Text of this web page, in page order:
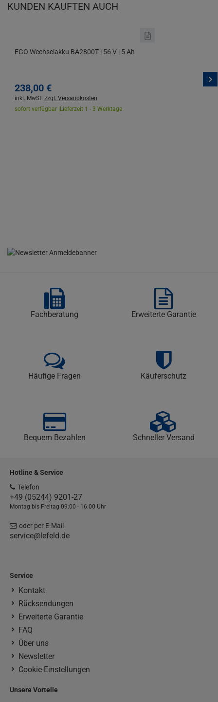
KUNDEN KAUFTEN AUCH
EGO Wechselakku BA2800T | 56 V | 5 Ah
238,00 €
inkl. MwSt. zzgl. Versandkosten
sofort verfügbar | Lieferzeit 1 - 3 Werktage
Fachberatung Erweiterte Garantie
Häufige Fragen Käuferschutz
Bequem Bezahlen Schneller Versand
Hotline & Service
Telefon
+49 (05244) 9201-27
Montag bis Freitag 09:00 - 16:00 Uhr
oder per E-Mail
service@lefeld.de
Service
Kontakt
Rücksendungen
Erweiterte Garantie
FAQ
Über uns
Newsletter
Cookie-Einstellungen
Unsere Vorteile